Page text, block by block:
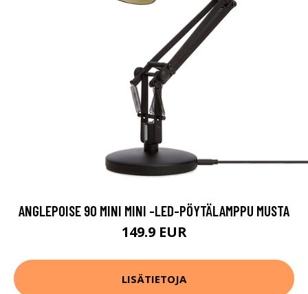
ANGLEPOISE 90 MINI MINI -LED-PÖYTÄLAMPPU MUSTA
149.9 EUR
LISÄTIETOJA